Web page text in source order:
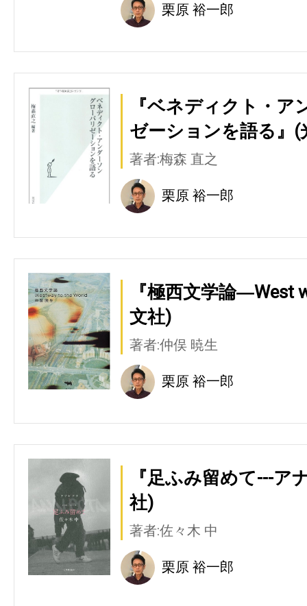
栗原 裕一郎
『ベネディクト・
ゼーションを語る』(
著者:梅森 直之
栗原 裕一郎
『極西文学論―West
文社)
著者:仲俣 暁生
栗原 裕一郎
『足ふみ留めて---ア
社)
著者:佐々木 中
栗原 裕一郎